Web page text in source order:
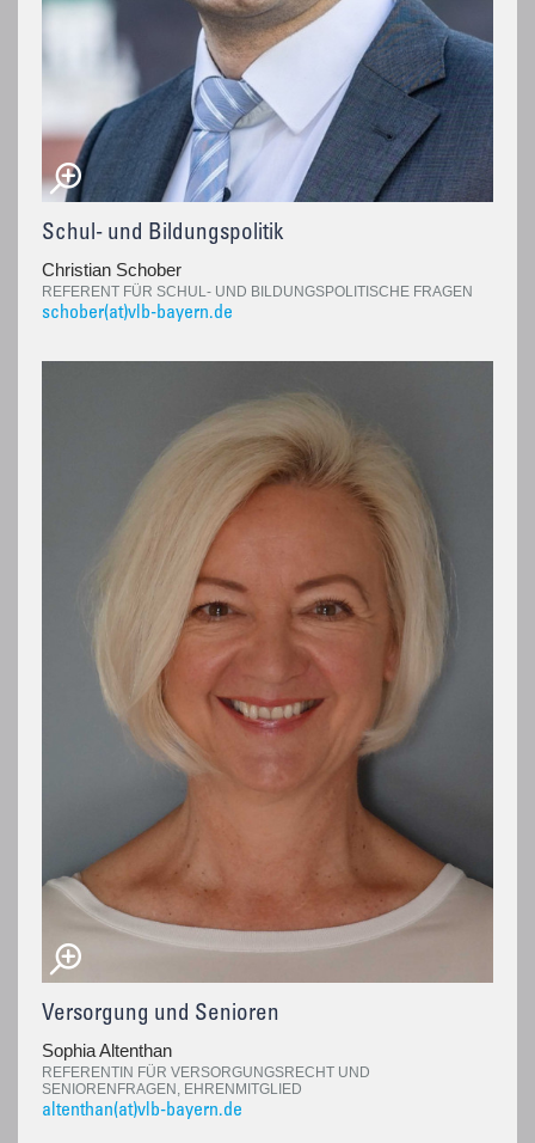
Schul- und Bildungspolitik
Christian Schober
REFERENT FÜR SCHUL- UND BILDUNGSPOLITISCHE FRAGEN
schober(at)vlb-bayern.de
Versorgung und Senioren
Sophia Altenthan
REFERENTIN FÜR VERSORGUNGSRECHT UND
SENIORENFRAGEN, EHRENMITGLIED
altenthan(at)vlb-bayern.de